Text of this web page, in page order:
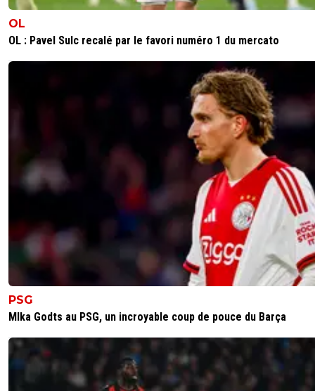
OL
OL : Pavel Sulc recalé par le favori numéro 1 du mercato
PSG
MIka Godts au PSG, un incroyable coup de pouce du Barça